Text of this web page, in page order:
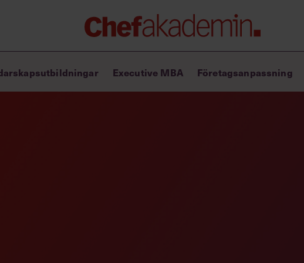
Chefakademin+
Lyft ditt ledarskap med C+
Masterclass
Executive MBA Företagsanpassning